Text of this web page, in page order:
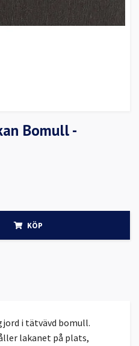
Bomull -
KÖP
i tätvävd bomull.
lakanet på plats,